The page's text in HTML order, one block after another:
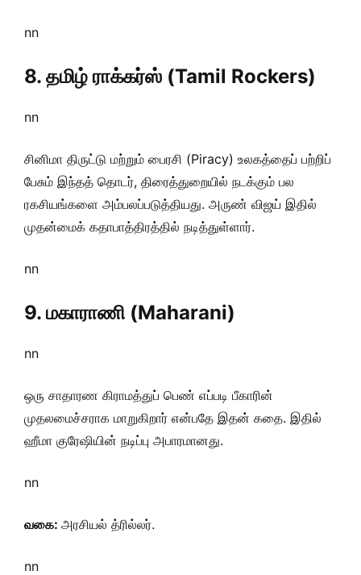
nn
8. தமிழ் ராக்கர்ஸ் (Tamil Rockers)
nn
சினிமா திருட்டு மற்றும் பைரசி (Piracy) உலகத்தைப் பற்றிப்
பேசும் இந்தத் தொடர், திரைத்துறையில் நடக்கும் பல
ரகசியங்களை அம்பலப்படுத்தியது. அருண் விஜய் இதில்
முதன்மைக் கதாபாத்திரத்தில் நடித்துள்ளார்.
nn
9. மகாராணி (Maharani)
nn
ஒரு சாதாரண கிராமத்துப் பெண் எப்படி பீகாரின்
முதலமைச்சராக மாறுகிறார் என்பதே இதன் கதை. இதில்
ஹீமா குரேஷியின் நடிப்பு அபாரமானது.
nn
வகை: அரசியல் த்ரில்லர்.
nn